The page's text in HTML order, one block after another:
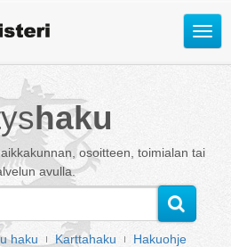
Avaa
haku
osoitteen, toimialan tai
avulla.
haku Karttahaku Hakuohje